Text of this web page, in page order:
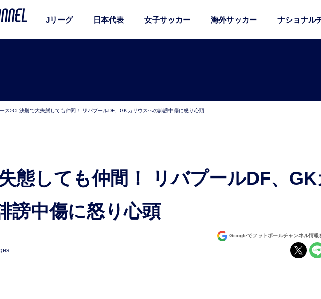
Jリーグ 日本代表 女子サッカー 海外サッカー ナショナル
ス>CL決勝で大失態しても仲間！ リバプールDF、GKカリウスへの誹謗中傷に怒り心頭
謗中傷に怒り心頭
Googleでフットボールチャンネル情報